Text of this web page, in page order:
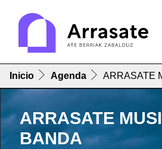
Inicio Agenda ARRASATE
ARRASATE
BANDA